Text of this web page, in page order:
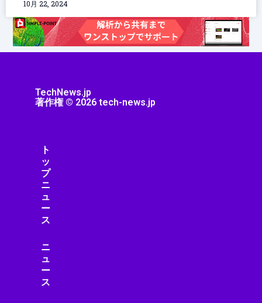
10月 22, 2024
TechNews.jp
著作権 © 2026 tech-news.jp
ト
ッ
プ
ニ
ュ
ー
ス
ニ
ュ
ー
ス